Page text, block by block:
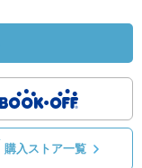
購入ストア一覧